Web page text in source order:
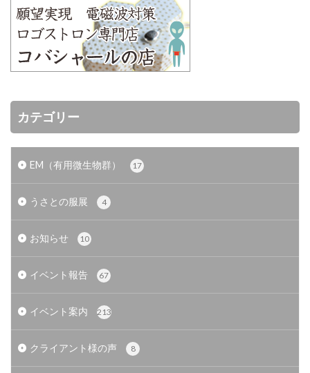
カテゴリー
EM（有用微生物群） 17
うさとの服展 4
お知らせ 10
イベント報告 67
イベント案内 213
クライアント様の声 8